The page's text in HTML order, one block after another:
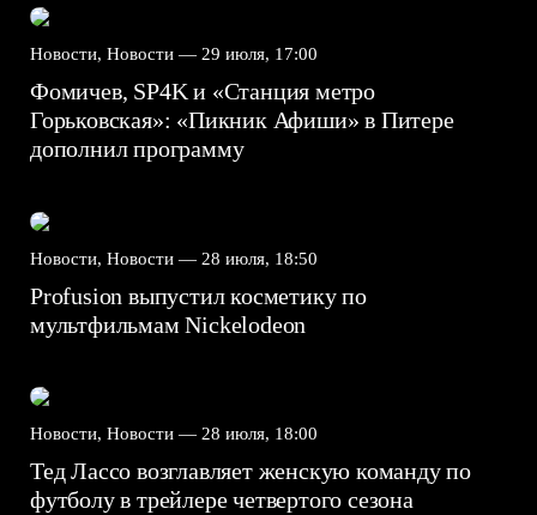
Новости, Новости — 29 июля, 17:00
Фомичев, SP4K и «Станция метро
Горьковская»: «Пикник Афиши» в Питере
дополнил программу
Новости, Новости — 28 июля, 18:50
Profusion выпустил косметику по
мультфильмам Nickelodeon
Новости, Новости — 28 июля, 18:00
Тед Лассо возглавляет женскую команду по
футболу в трейлере четвертого сезона